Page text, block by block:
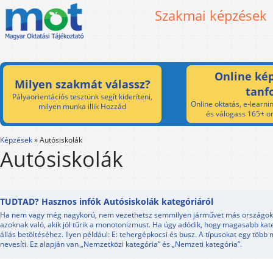
Szakmai képzések
Milyen szakmát válassz?
Pályaorientációs tesztünk segít kideríteni,
milyen munka illik Hozzád
Online
Online oktatás, e-
és válogass 165+
Képzések»Autósiskolák
Autósiskolák
TUDTAD? Hasznos infók Autósiskolák kategóriáról
Ha nem vagy még nagykorú, nem vezethetsz semmilyen járművet más
azoknak való, akik jól tűrik a monotonizmust. Ha úgy adódik, hogy magasabb
állás betöltéséhez. Ilyen például: E: tehergépkocsi és busz. A típusokat egy több
nevesíti. Ez alapján van „Nemzetközi kategória” és „Nemzeti kategória”.